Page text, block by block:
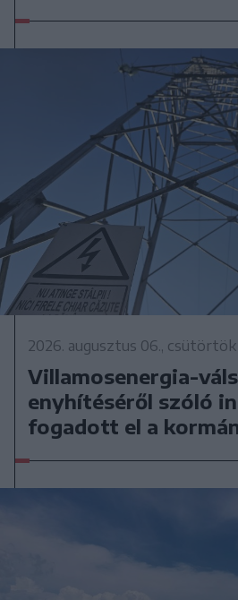
2026. augusztus 06., csütörtök
Villamosenergia-
enyhítéséről szóló
fogadott el a